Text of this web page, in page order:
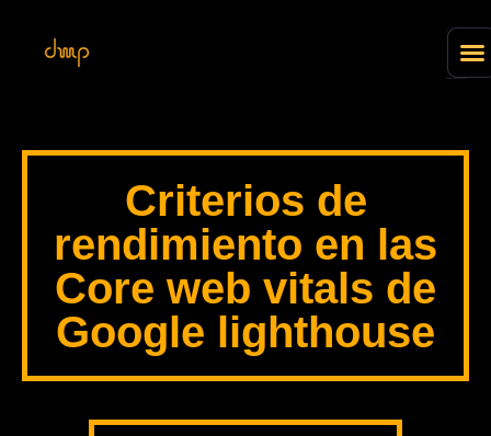
Criterios de
rendimiento en las
Core web vitals de
Google lighthouse